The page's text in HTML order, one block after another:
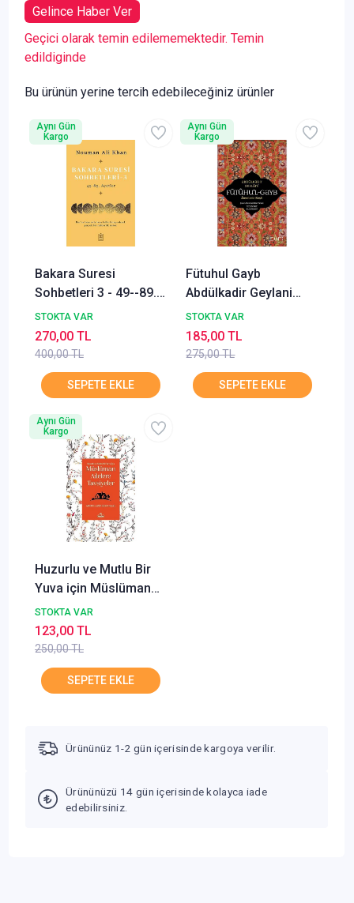
Gelince Haber Ver
Geçici olarak temin edilememektedir. Temin
edildiginde
Bu ürünün yerine tercih edebileceğiniz ürünler
Bakara Suresi
Sohbetleri 3 - 49--89.
Ayetler Nouman Ali
Khan
STOKTA VAR
400,00 TL
270,00 TL
Aynı Gün
Kargo
Fütuhul Gayb
Abdülkadir Geylani
Sufi Kitap
STOKTA VAR
275,00 TL
185,00 TL
Aynı Gün
Kargo
Huzurlu ve Mutlu Bir
Yuva için Müslüman
Ailelere Tavsiyeler
Abülaziz Kıranşal
RAVZA
STOKTA VAR
250,00 TL
123,00 TL
Aynı Gün
Kargo
Ürününüz 1-2 gün içerisinde kargoya verilir.
Ürününüzü 14 gün içerisinde kolayca iade
edebilirsiniz.